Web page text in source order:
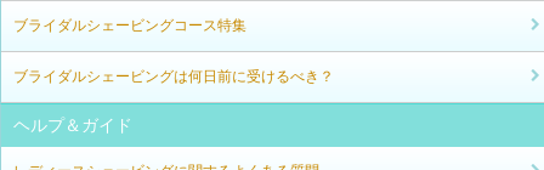
ブライダルシェービングコース特集
ブライダルシェービングは何日前に受けるべき？
ヘルプ＆ガイド